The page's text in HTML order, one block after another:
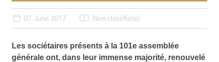
07. June 2017 Non classifié(e)
Les sociétaires présents à la 101e assemblée
générale ont, dans leur immense majorité, renouvelé